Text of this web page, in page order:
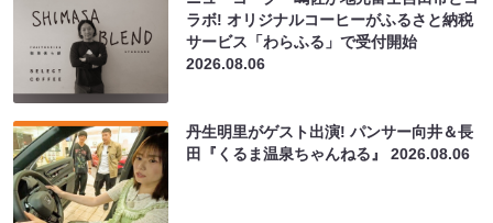
ラボ! オリジナルコーヒーがふるさと納税
サービス「わらふる」で受付開始
2026.08.06
丹生明里がゲスト出演! パンサー向井＆長
田『くるま温泉ちゃんねる』2026.08.06